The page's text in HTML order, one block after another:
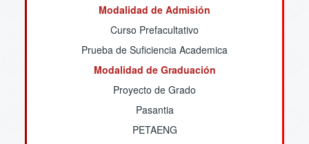
Modalidad de Admisión
Curso Prefacultativo
Prueba de Suficiencia Academica
Modalidad de Graduación
Proyecto de Grado
Pasantia
PETAENG